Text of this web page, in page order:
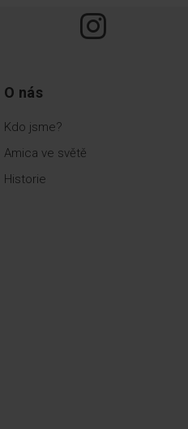
O nás
Kdo jsme?
Amica ve světě
Historie